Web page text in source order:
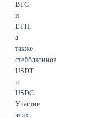
BTC
и
ETH,
а
также
стейблкоинов
USDT
и
USDC.
Участие
этих